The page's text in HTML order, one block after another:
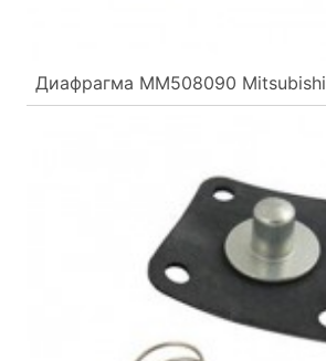
Диафрагма MM508090 Mitsubishi